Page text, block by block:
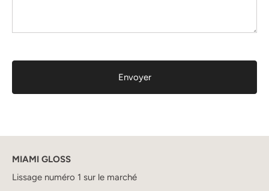
MIAMI GLOSS
Lissage numéro 1 sur le marché